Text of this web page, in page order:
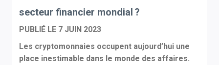
secteur financier mondial ?
PUBLIÉ LE 7 JUIN 2023
Les cryptomonnaies occupent aujourd’hui une
place inestimable dans le monde des affaires.